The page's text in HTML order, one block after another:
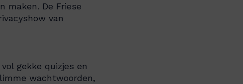
maken. De Friese
van
gekke quizjes en
wachtwoorden,